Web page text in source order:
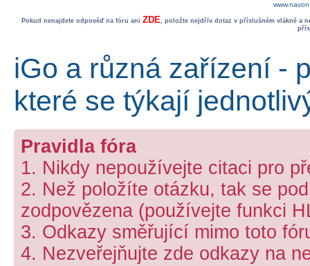
Pokud nenajdete odpověď na fóru ani ZDE, položte nejdřív dotaz v příslušném vlákně a
iGo a různá zařízení -
které se týkají
Pravidla fóra
1. Nikdy nepoužívejte citaci pro
2. Než položíte otázku, tak se
zodpovězena (používejte funkci
3. Odkazy směřující mimo toto
4. Nezveřejňujte zde odkazy na